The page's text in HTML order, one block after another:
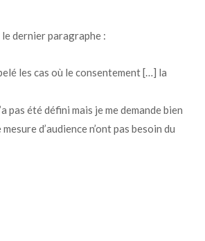
dernier paragraphe :
les cas où le consentement […] la
pas été défini mais je me demande bien
d’audience n’ont pas besoin du